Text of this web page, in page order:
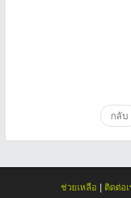
กลับ
ช่วยเหลือ ติดต่อเ